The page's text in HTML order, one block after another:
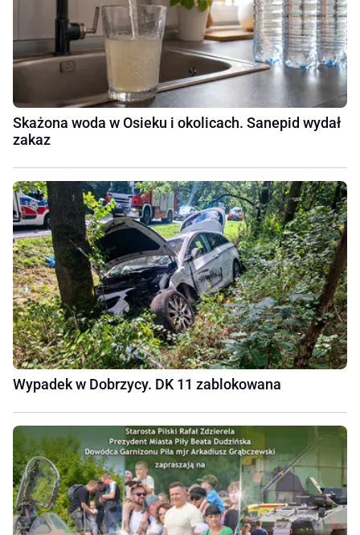
Skażona woda w Osieku i okolicach. Sanepid wydał
zakaz
Wypadek w Dobrzycy. DK 11 zablokowana